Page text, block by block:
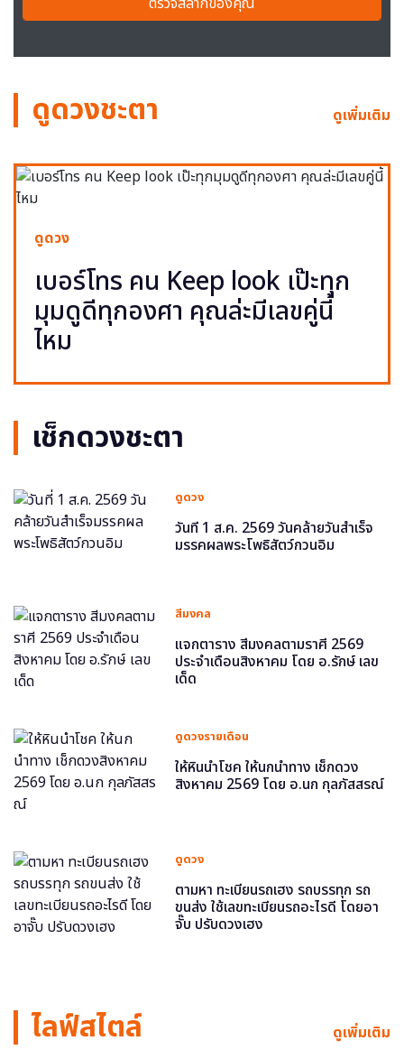
ดูดวงชะตา ดูเพิ่มเติม
ดูดวง
เบอร์โทร คน Keep look เป๊ะทุก
มุมดูดีทุกองศา คุณล่ะมีเลขคู่นี้
ไหม
เช็กดวงชะตา
ดูดวง
วันที่ 1 ส.ค. 2569 วันคล้ายวันสำเร็จ
มรรคผลพระโพธิสัตว์กวนอิม
สีมงคล
แจกตาราง สีมงคลตามราศี 2569
ประจำเดือนสิงหาคม โดย อ.รักษ์ เลข
เด็ด
ดูดวงรายเดือน
ให้หินนำโชค ให้นกนำทาง เช็กดวง
สิงหาคม 2569 โดย อ.นก กุลภัสสรณ์
ดูดวง
ตามหา ทะเบียนรถเฮง รถบรรทุก รถ
ขนส่ง ใช้เลขทะเบียนรถอะไรดี โดยอา
จั๊บ ปรับดวงเฮง
ไลฟ์สไตล์ ดูเพิ่มเติม